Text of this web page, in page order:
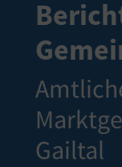
Gailtal